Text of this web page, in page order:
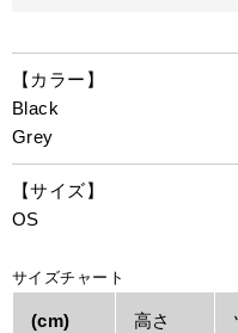
【カラー】
Black
Grey
【サイズ】
OS
サイズチャート
(cm) 高さ